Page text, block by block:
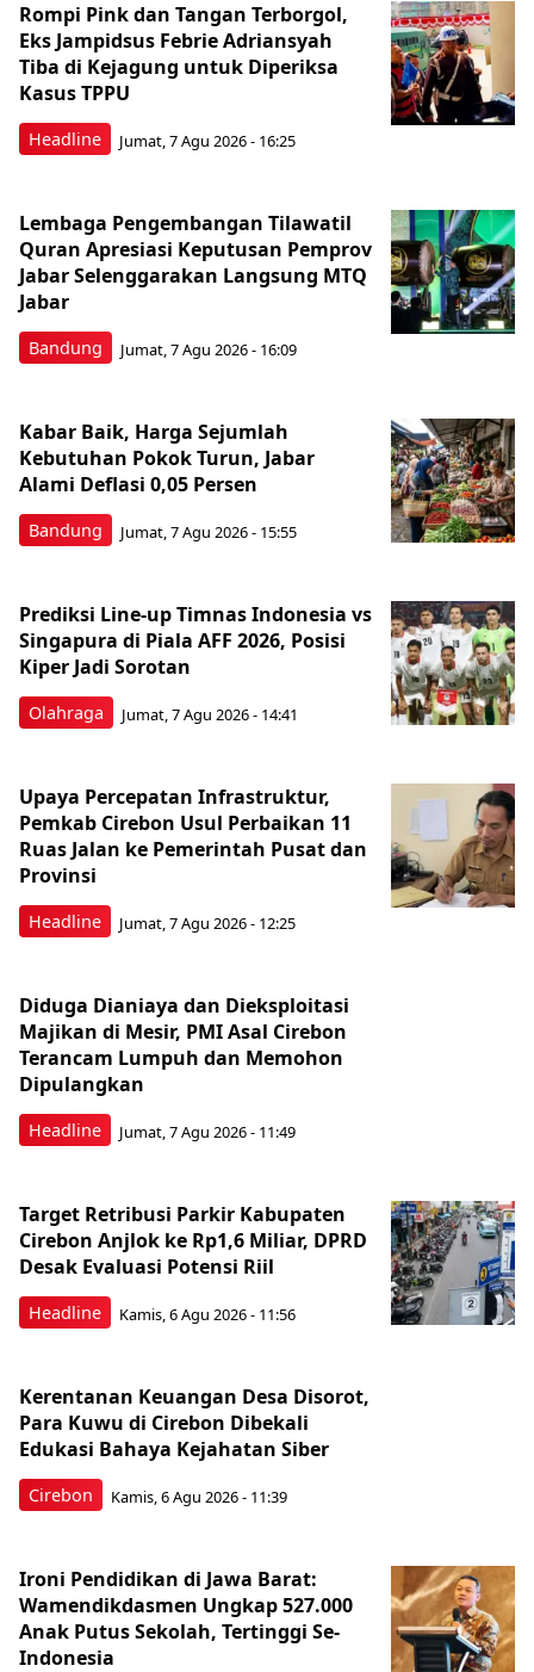
Headline
Rompi Pink dan Tangan Terborgol,
Eks Jampidsus Febrie Adriansyah
Tiba di Kejagung untuk Diperiksa
Kasus TPPU
Jumat, 7 Agu 2026 - 16:25
Bandung
Lembaga Pengembangan Tilawatil
Quran Apresiasi Keputusan Pemprov
Jabar Selenggarakan Langsung MTQ
Jabar
Jumat, 7 Agu 2026 - 16:09
Bandung
Kabar Baik, Harga Sejumlah
Kebutuhan Pokok Turun, Jabar
Alami Deflasi 0,05 Persen
Jumat, 7 Agu 2026 - 15:55
Olahraga
Prediksi Line-up Timnas Indonesia vs
Singapura di Piala AFF 2026, Posisi
Kiper Jadi Sorotan
Jumat, 7 Agu 2026 - 14:41
Headline
Upaya Percepatan Infrastruktur,
Pemkab Cirebon Usul Perbaikan 11
Ruas Jalan ke Pemerintah Pusat dan
Provinsi
Jumat, 7 Agu 2026 - 12:25
Headline
Diduga Dianiaya dan Dieksploitasi
Majikan di Mesir, PMI Asal Cirebon
Terancam Lumpuh dan Memohon
Dipulangkan
Jumat, 7 Agu 2026 - 11:49
Headline
Target Retribusi Parkir Kabupaten
Cirebon Anjlok ke Rp1,6 Miliar, DPRD
Desak Evaluasi Potensi Riil
Kamis, 6 Agu 2026 - 11:56
Cirebon
Kerentanan Keuangan Desa Disorot,
Para Kuwu di Cirebon Dibekali
Edukasi Bahaya Kejahatan Siber
Kamis, 6 Agu 2026 - 11:39
Ironi Pendidikan di Jawa Barat:
Wamendikdasmen Ungkap 527.000
Anak Putus Sekolah, Tertinggi Se-
Indonesia